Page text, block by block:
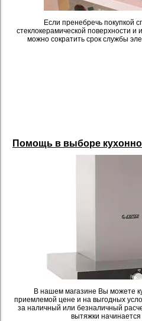
Если пренебречь покупкой
стеклокерамической поверхности
можно сократить срок службы
Помощь в выборе
В нашем магазине Вы можете
приемлемой цене и на выгодных
за наличный или безналичный
вытяжки